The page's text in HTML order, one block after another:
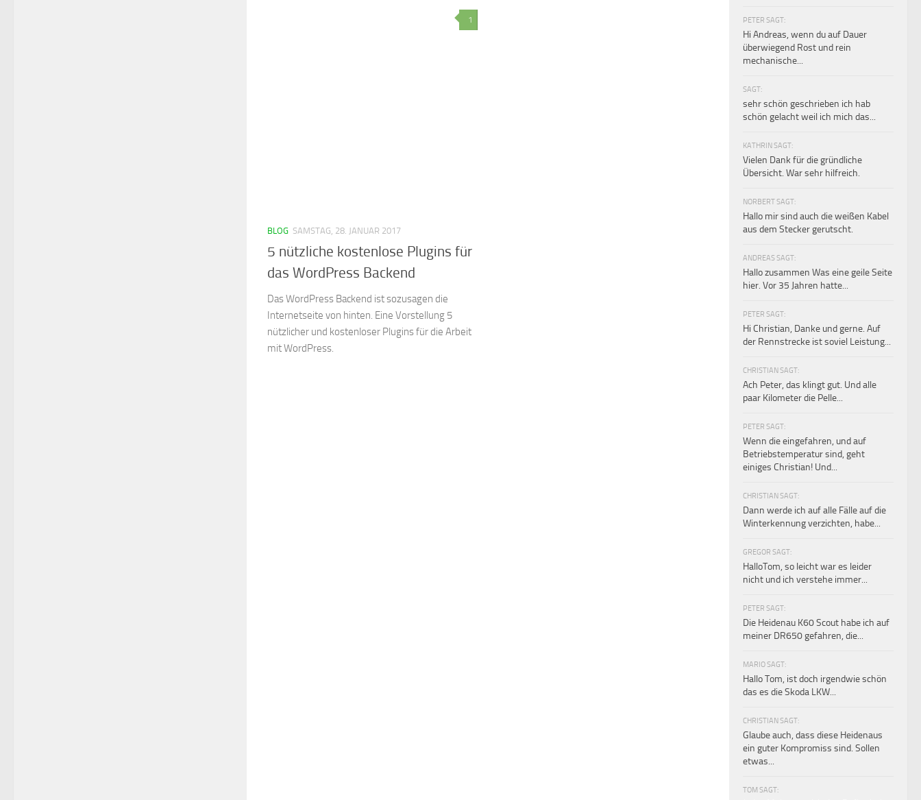
1
BLOG SAMSTAG, 28. JANUAR 2017
5 nützliche kostenlose Plugins für
das WordPress Backend
Das WordPress Backend ist sozusagen die
Internetseite von hinten. Eine Vorstellung 5
nützlicher und kostenloser Plugins für die Arbeit
mit WordPress.
PETER SAGT:
Hi Andreas, wenn du auf Dauer
überwiegend Rost und rein
mechanische...
SAGT:
sehr schön geschrieben ich hab
schön gelacht weil ich mich das...
KATHRIN SAGT:
Vielen Dank für die gründliche
Übersicht. War sehr hilfreich.
NORBERT SAGT:
Hallo mir sind auch die weißen Kabel
aus dem Stecker gerutscht.
ANDREAS SAGT:
Hallo zusammen Was eine geile Seite
hier. Vor 35 Jahren hatte...
PETER SAGT:
Hi Christian, Danke und gerne. Auf
der Rennstrecke ist soviel Leistung...
CHRISTIAN SAGT:
Ach Peter, das klingt gut. Und alle
paar Kilometer die Pelle...
PETER SAGT:
Wenn die eingefahren, und auf
Betriebstemperatur sind, geht
einiges Christian! Und...
CHRISTIAN SAGT:
Dann werde ich auf alle Fälle auf die
Winterkennung verzichten, habe...
GREGOR SAGT:
HalloTom, so leicht war es leider
nicht und ich verstehe immer...
PETER SAGT:
Die Heidenau K60 Scout habe ich auf
meiner DR650 gefahren, die...
MARIO SAGT:
Hallo Tom, ist doch irgendwie schön
das es die Skoda LKW...
CHRISTIAN SAGT:
Glaube auch, dass diese Heidenaus
ein guter Kompromiss sind. Sollen
etwas...
TOM SAGT: